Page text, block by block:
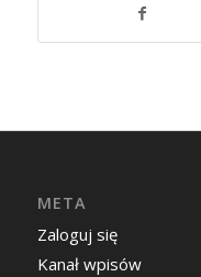
META
Zaloguj się
Kanał wpisów